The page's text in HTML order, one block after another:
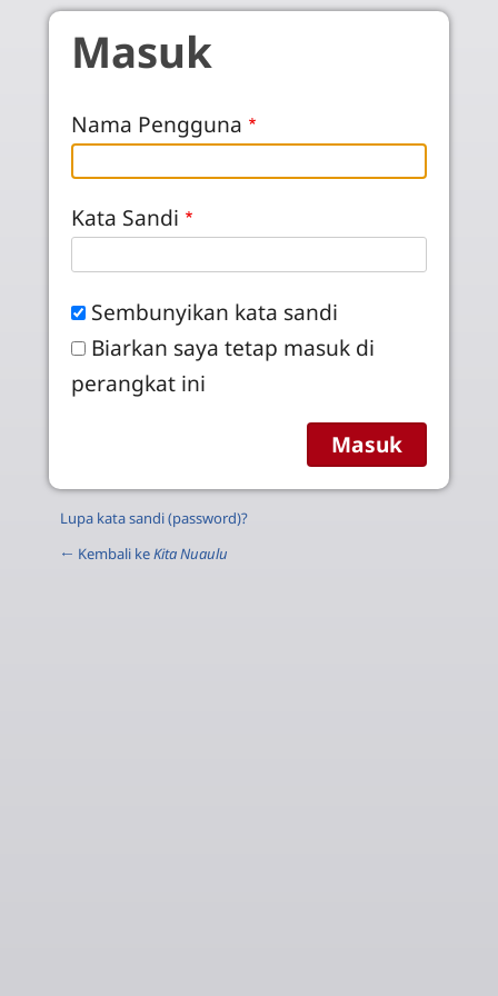
Skip to main content
Masuk
Nama Pengguna
Kata Sandi
Sembunyikan kata sandi
Biarkan saya tetap masuk di
perangkat ini
Lupa kata sandi (password)?
← Kembali keKita Nuaulu